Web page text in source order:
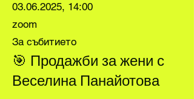
03.06.2025, 14:00
zoom
За събитието
🎯 Продажби за жени с
Веселина Панайотова